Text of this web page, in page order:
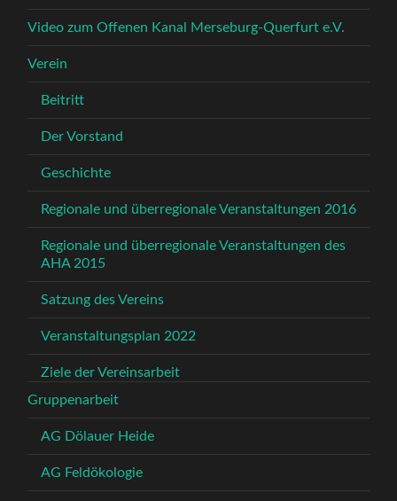
Video zum Offenen Kanal Merseburg-Querfurt e.V.
Verein
Beitritt
Der Vorstand
Geschichte
Regionale und überregionale Veranstaltungen 2016
Regionale und überregionale Veranstaltungen des
AHA 2015
Satzung des Vereins
Veranstaltungsplan 2022
Ziele der Vereinsarbeit
Gruppenarbeit
AG Dölauer Heide
AG Feldökologie